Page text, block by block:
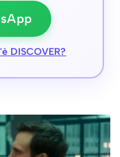
DISCOVER?